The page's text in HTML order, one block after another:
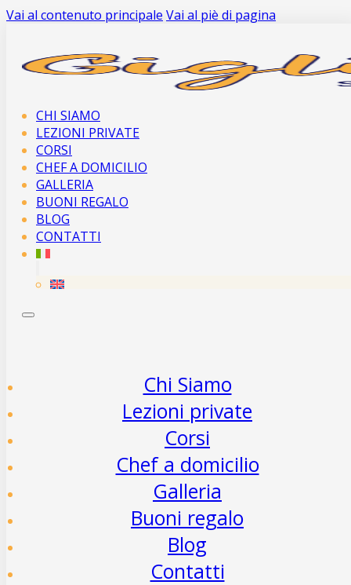
Vai al contenuto principale Vai al piè di pagina
CHI SIAMO
LEZIONI PRIVATE
CORSI
CHEF A DOMICILIO
GALLERIA
BUONI REGALO
BLOG
CONTATTI
Chi Siamo
Lezioni private
Corsi
Chef a domicilio
Galleria
Buoni regalo
Blog
Contatti